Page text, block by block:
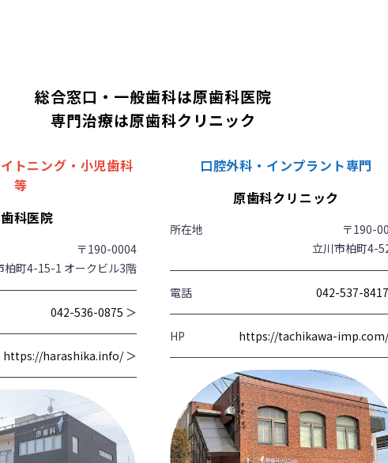
総合窓口・一般歯科は原歯科医院
専門治療は原歯科クリニック
トニング・小児歯科
等
科医院
〒190-0004
柏町4-15-1 オークビル3階
042-536-0875 ＞
https://harashika.info/ ＞
口腔外科・インプラント専門
原歯科クリニック
所在地
〒190-
立川市柏町4-
電話 042-537-
HP https://tachikawa-